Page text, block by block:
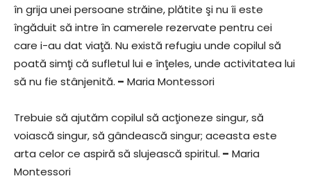
în grija unei persoane străine, plătite şi nu îi este
îngăduit să intre în camerele rezervate pentru cei
care i-au dat viaţă. Nu există refugiu unde copilul să
poată simţi că sufletul lui e înţeles, unde activitatea lui
să nu fie stânjenită. – Maria Montessori
Trebuie să ajutăm copilul să acţioneze singur, să
voiască singur, să gândească singur; aceasta este
arta celor ce aspiră să slujească spiritul. – Maria
Montessori